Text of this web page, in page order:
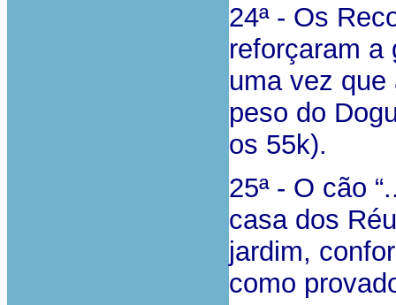
24ª - Os
reforçaram a
uma vez
peso do
os 55k).
25ª - O cão
casa dos
jardim,
como